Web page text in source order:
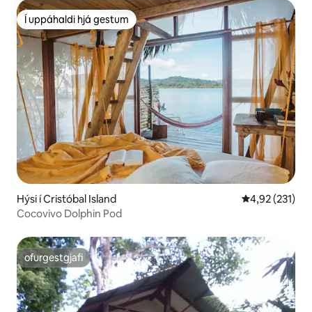
Í uppáhaldi hjá gestum
Í uppáhaldi hjá gestum
Hýsi í Cristóbal Island 4,92 af 5 í
4,92 (231)
Cocovivo Dolphin Pod
ofurgestgjafi
ofurgestgjafi